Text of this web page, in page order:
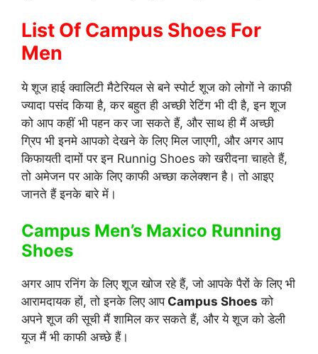
List Of Campus Shoes For
Men
ये शूज हाई क्वालिटी मैटेरियल से बने स्पोर्ट शूज को लोगों ने काफी
ज्यादा पसंद किया है, कर बहुत ही अच्छी रेटिंग भी दी है, इन शूज
को आप कहीं भी पहन कर जा सकते हैं, और साथ ही मैं अच्छी
ग्रिप भी इनमे आपको देखने के लिए मिल जाएगी, और अगर आप
किफायती दामों पर इन Runnig Shoes को खरीदना चाहते हैं,
तो अमेजन पर आके लिए काफी अच्छा कलेक्शन है। तो आइए
जानते हैं इनके बारे में।
Campus Men’s Maxico Running
Shoes
अगर आप रनिंग के लिए शूज खोज रहे हैं, जो आपके पैरों के लिए भी
आरामदायक हों, तो इनके लिए आपCampus Shoes को
अपने शूज की सूची मैं शामिल कर सकते हैं, और ये शूज को डेली
यूज मैं भी काफी अच्छे हैं।